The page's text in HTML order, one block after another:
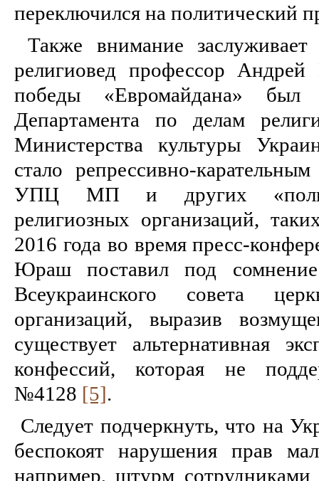
переключился на
Также внимание
религиовед профессор
победы «Евромайдана» был
Департамента по делам
Министерства культуры
стало репрессивно-
УПЦ МП и других
религиозных организаций,
2016 года во время пресс-
Юраш поставил под
Всеукраинского совета
организаций, выразив
существует альтернативная
конфессий, которая не
№4128 [5].
Следует подчеркнуть, что на
беспокоят нарушения прав
например, штурм